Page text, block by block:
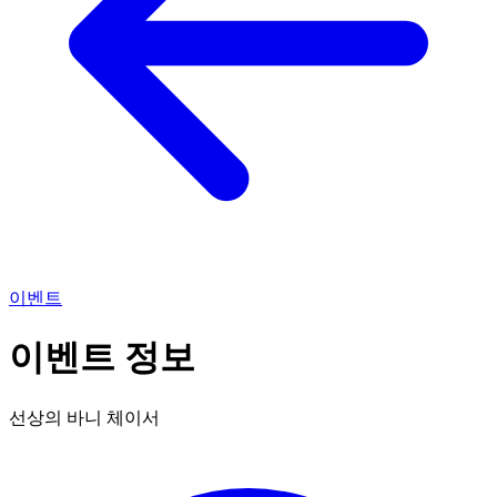
이벤트
이벤트 정보
선상의 바니 체이서